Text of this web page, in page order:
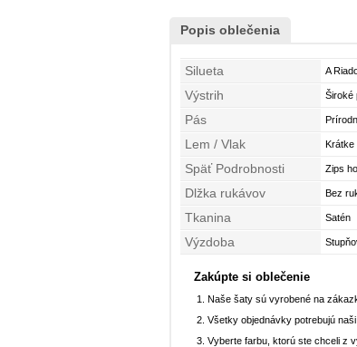
Popis oblečenia
Silueta A
Výstrih Široké
Pás
Lem / Vlak Krátke
Späť Podrobnosti Zips
Dlžka rukávov Bez
Tkanina Satén
Výzdoba
Zakúpte si oblečenie
Naše šaty sú vyrobené na
Všetky objednávky potrebujú
Vyberte farbu, ktorú ste chceli z